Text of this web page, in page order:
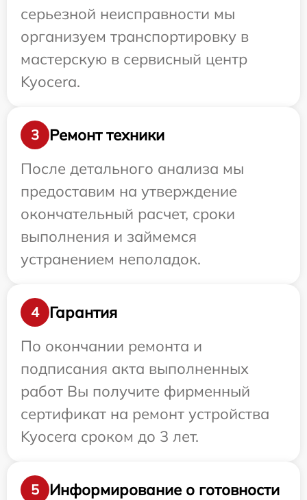
серьезной неисправности мы
организуем транспортировку в
мастерскую в сервисный центр
Kyocera.
3
Ремонт техники
После детального анализа мы
предоставим на утверждение
окончательный расчет, сроки
выполнения и займемся
устранением неполадок.
4
Гарантия
По окончании ремонта и
подписания акта выполненных
работ Вы получите фирменный
сертификат на ремонт устройства
Kyocera сроком до 3 лет.
5
Информирование о готовности